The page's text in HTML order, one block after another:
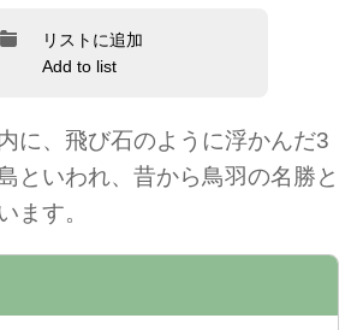
リストに追加
Add to list
に、飛び石のように浮かんだ3
といわれ、昔から鳥羽の名勝と
ます。